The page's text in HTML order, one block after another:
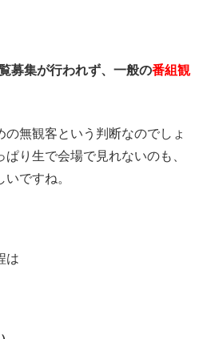
募集が行われず、一般の番組観
の無観客という判断なのでしょ
り生で会場で見れないのも、
ですね。
は